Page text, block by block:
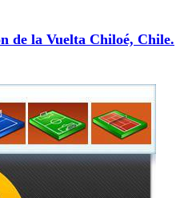
de la Vuelta Chiloé, Chile.